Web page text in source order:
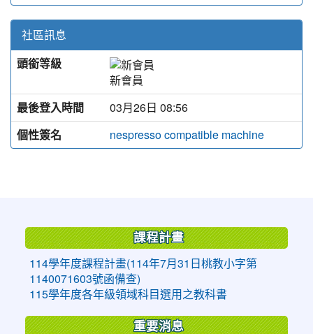
社區訊息
頭銜等級
新會員
最後登入時間
03月26日 08:56
個性簽名
nespresso compatible machine
課程計畫
114學年度課程計畫(114年7月31日桃教小字第
1140071603號函備查)
115學年度各年級領域科目選用之教科書
重要消息